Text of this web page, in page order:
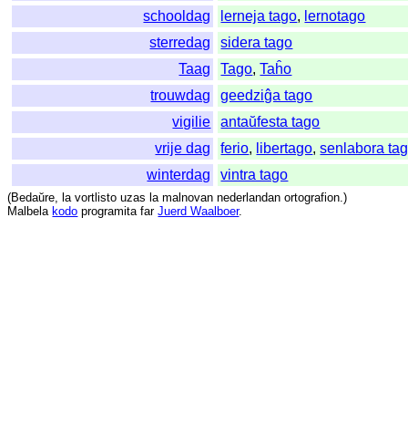
schooldag
lerneja tago, lernotago
sterredag
sidera tago
Taag
Tago,Taĥo
trouwdag
geedziĝa tago
vigilie
antaŭfesta tago
vrije dag
ferio, libertago,senlabora
winterdag
vintra tago
(Bedaŭre, la vortlisto uzas la malnovan nederlandan ortografion.)
Malbela kodo programita far Juerd Waalboer.